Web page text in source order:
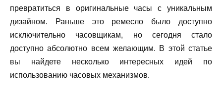
превратиться в оригинальные часы с уникальным
дизайном. Раньше это ремесло было доступно
исключительно часовщикам, но сегодня стало
доступно абсолютно всем желающим. В этой статье
вы найдете несколько интересных идей по
использованию часовых механизмов.